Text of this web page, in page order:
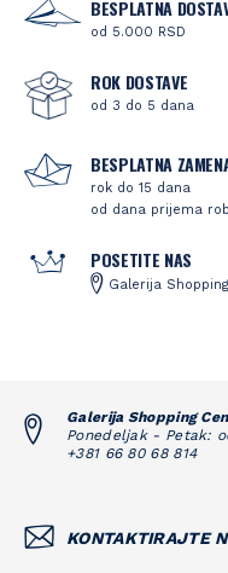
BESPLATNA
od 5.000 RSD
ROK DOSTAVE
od 3 do 5 dana
BESPLATNA
rok do 15 dana
od dana prijema
POSETITE NAS
Galerija
Galerija Shopping
Ponedeljak - Petak:
+381 66 80 68 814
KONTAKTIRAJTE